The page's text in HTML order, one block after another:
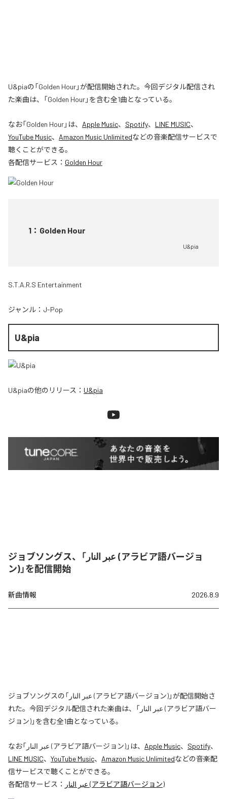
U&piaの「Golden Hour」が配信開始された。今回デジタル配信され
た楽曲は、「Golden Hour」を含む全1曲となっている。
なお「Golden Hour」は、 Apple Music、 Spotify、 LINE MUSIC、
YouTube Music、 Amazon Music Unlimitedなどの音楽配信サービスで
聴くことができる。
各配信サービス： Golden Hour
1 ： Golden Hour
U&pia
S.T.A.R.S Entertainment
ジャンル： J-Pop
U&pia
U&piaの他のリリース： U&pia
ジョブソングス、「عبر النار (アラビア語バージョ
ン)」を配信開始
新曲情報 2026.8.9
ジョブソングスの「عبر النار (アラビア語バージョン)」が配信開始さ
れた。今回デジタル配信された楽曲は、「عبر النار (アラビア語バー
ジョン)」を含む全1曲となっている。
なお「 عبر النار (アラビア語バージョン)」は、 Apple Music、 Spotify、
LINE MUSIC、 YouTube Music、 Amazon Music Unlimitedなどの音楽配
信サービスで聴くことができる。
各配信サービス：
عبر النار (アラビア語バージョン)